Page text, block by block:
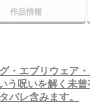
作品情報
グ・エブリウェア
う呪いを解く未
レ含みます。